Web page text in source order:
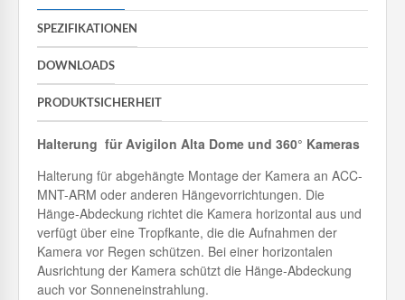
SPEZIFIKATIONEN
DOWNLOADS
PRODUKTSICHERHEIT
Halterung für Avigilon Alta Dome und 360° Kameras
Halterung für abgehängte Montage der Kamera an ACC-
MNT-ARM oder anderen Hängevorrichtungen. Die
Hänge-Abdeckung richtet die Kamera horizontal aus und
verfügt über eine Tropfkante, die die Aufnahmen der
Kamera vor Regen schützen. Bei einer horizontalen
Ausrichtung der Kamera schützt die Hänge-Abdeckung
auch vor Sonneneinstrahlung.